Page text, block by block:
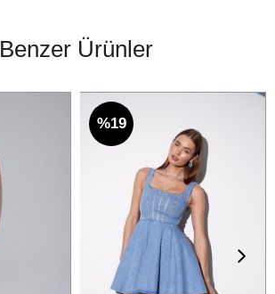
Benzer Ürünler
%19